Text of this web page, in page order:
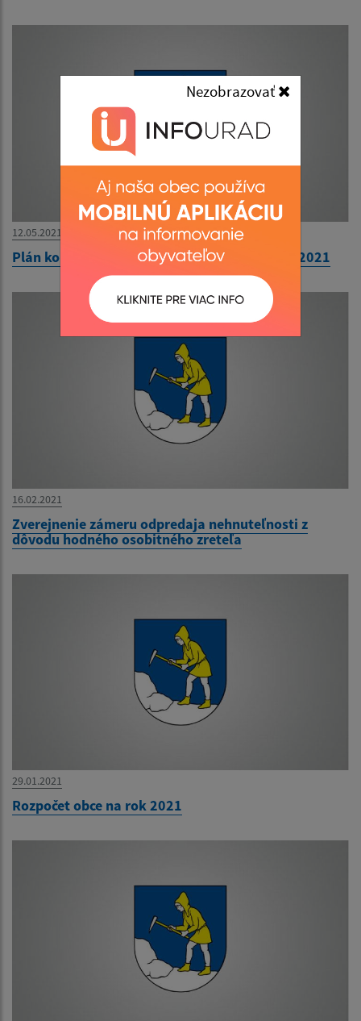
Nezobrazovať
12.05.2021
Plán kontrolnej činnosti HK obce na II.polrok 2021
16.02.2021
Zverejnenie zámeru odpredaja nehnuteľnosti z
dôvodu hodného osobitného zreteľa
29.01.2021
Rozpočet obce na rok 2021